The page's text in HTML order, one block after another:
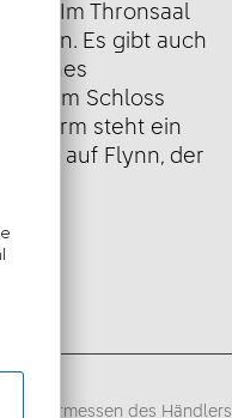
Im Thronsaal
Es gibt auch
dem Schloss
Turm steht ein
auf Flynn, der
Ermessen des Händlers